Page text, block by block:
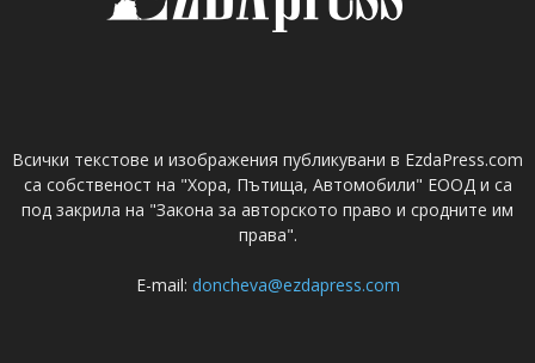
Всички текстове и изображения публикувани в EzdaPress.com
са собственост на "Хора, Пътища, Автомобили" ЕООД и са
под закрила на "Закона за авторското право и сродните им
права".
E-mail: doncheva@ezdapress.com